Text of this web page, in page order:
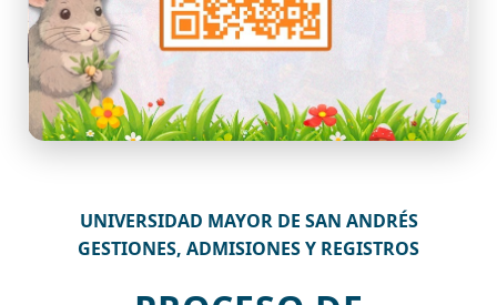
UNIVERSIDAD MAYOR DE SAN ANDRÉS
GESTIONES, ADMISIONES Y REGISTROS